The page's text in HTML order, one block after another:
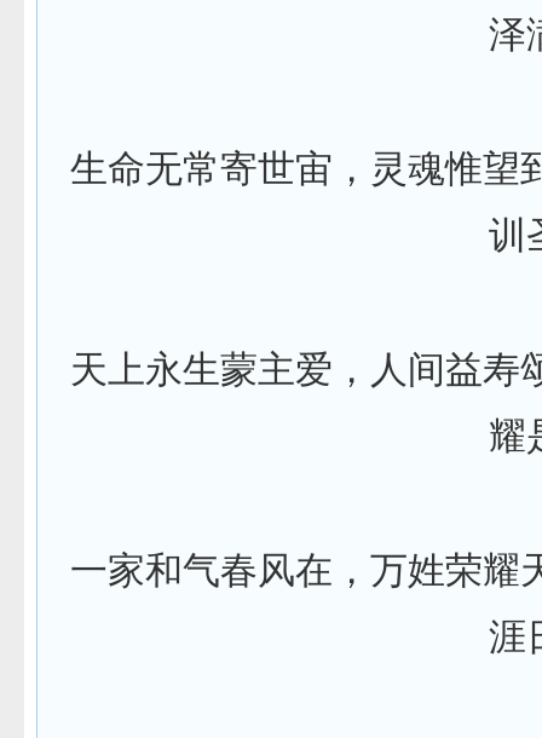
泽
生命无常寄世宙，灵魂惟望
训
天上永生蒙主爱，人间益寿
耀
一家和气春风在，万姓荣耀
涯